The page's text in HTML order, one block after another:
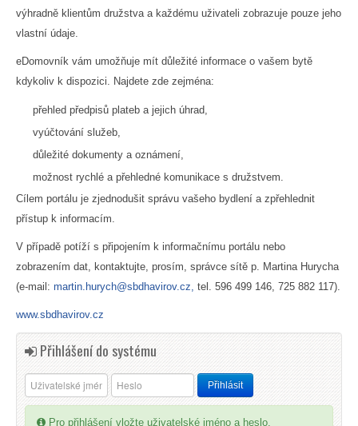
výhradně klientům družstva a každému uživateli zobrazuje pouze jeho
vlastní údaje.
eDomovník vám umožňuje mít důležité informace o vašem bytě
kdykoliv k dispozici. Najdete zde zejména:
přehled předpisů plateb a jejich úhrad,
vyúčtování služeb,
důležité dokumenty a oznámení,
možnost rychlé a přehledné komunikace s družstvem.
Cílem portálu je zjednodušit správu vašeho bydlení a zpřehlednit
přístup k informacím.
V případě potíží s připojením k informačnímu portálu nebo
zobrazením dat, kontaktujte, prosím, správce sítě p. Martina Hurycha
(e-mail: martin.hurych@sbdhavirov.cz, tel. 596 499 146, 725 882 117).
www.sbdhavirov.cz
Přihlášení do systému
Pro přihlášení vložte uživatelské jméno a heslo.